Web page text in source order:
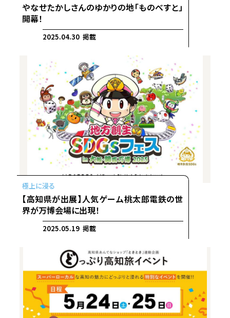
やなせたかしさんのゆかりの地「ものべすと」
開幕！
2025.04.30 掲載
【高知県が出展】人気ゲーム桃太郎電鉄の世
界が万博会場に出現！
2025.05.19 掲載